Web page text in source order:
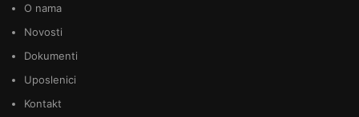
O nama
Novosti
Dokumenti
Uposlenici
Kontakt